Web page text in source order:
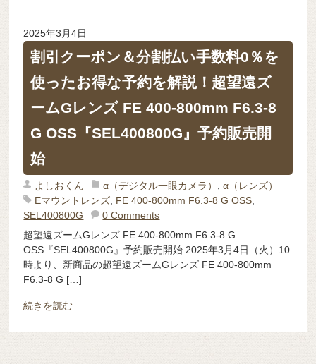
2025年3月4日
割引クーポン＆分割払い手数料0％を
使ったお得な予約を解説！超望遠ズ
ームGレンズ FE 400-800mm F6.3-8
G OSS『SEL400800G』予約販売開
始
よしおくん α（デジタル一眼カメラ） ,α（レンズ）
Eマウントレンズ FE 400-800mm F6.3-8 G OSS
SEL400800G
0 Comments
超望遠ズームGレンズ FE 400-800mm F6.3-8 G
OSS『SEL400800G』予約販売開始 2025年3月4日（火）10
時より、新商品の超望遠ズームGレンズ FE 400-800mm
F6.3-8 G […]
続きを読む